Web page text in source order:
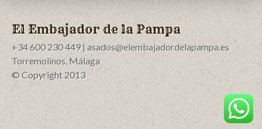
El Embajador de la Pampa
+34 600 230 449 | asados@elembajadordelapampa.es
Torremolinos, Málaga
© Copyright 2013